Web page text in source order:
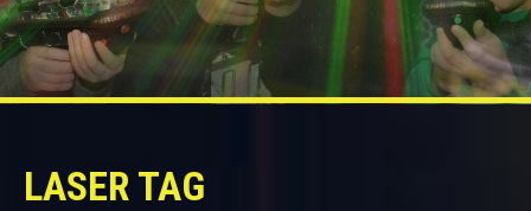
LASER TAG